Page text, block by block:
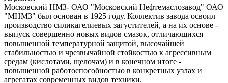
Московский НМЗ- ОАО "Московский Нефтемаслозавод" ОАО
"МНМЗ" был основан в 1925 году. Коллектив завода освоил
производство силикагелиевых загустителей, а на их основе -
выпуск совершенно новых видов смазок, отличающихся
повышенной температурной защитой, высочайшей
стабильностью и чрезвычайной стойкостью к агрессивным
средам (кислотами, щелочам) и в конечном итоге -
повышенной работоспособностью в конкретных узлах и
агрегатах современных видов техники.